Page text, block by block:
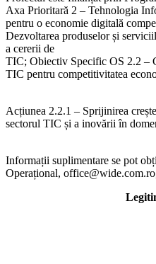
Axa Prioritară 2 – Tehnologia
pentru o economie digitală
Dezvoltarea produselor și
a cererii de
TIC; Obiectiv Specific OS 2.2 –
TIC pentru competitivitatea
Acțiunea 2.2.1 – Sprijinirea
sectorul TIC și a inovării în
Informații suplimentare se pot
Operațional,